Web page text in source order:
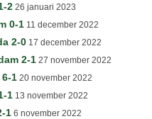
2 26 januari 2023
0-1 11 december 2022
2-0 17 december 2022
2-1 27 november 2022
6-1 20 november 2022
1 13 november 2022
1 6 november 2022